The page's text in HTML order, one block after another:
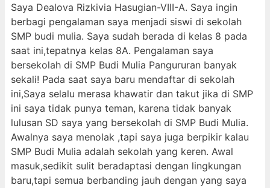
Saya Dealova Rizkivia Hasugian-VIII-A. Saya ingin
berbagi pengalaman saya menjadi siswi di sekolah
SMP budi mulia. Saya sudah berada di kelas 8 pada
saat ini,tepatnya kelas 8A. Pengalaman saya
bersekolah di SMP Budi Mulia Pangururan banyak
sekali! Pada saat saya baru mendaftar di sekolah
ini,Saya selalu merasa khawatir dan takut jika di SMP
ini saya tidak punya teman, karena tidak banyak
lulusan SD saya yang bersekolah di SMP Budi Mulia.
Awalnya saya menolak ,tapi saya juga berpikir kalau
SMP Budi Mulia adalah sekolah yang keren. Awal
masuk,sedikit sulit beradaptasi dengan lingkungan
baru,tapi semua berbanding jauh dengan yang saya